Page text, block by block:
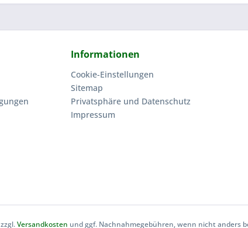
Informationen
Cookie-Einstellungen
Sitemap
Privatsphäre und Datenschutz
Impressum
Versandkosten und ggf. Nachnahmegebühren, wenn nicht anders